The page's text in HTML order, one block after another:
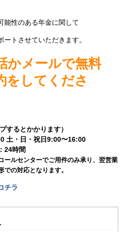
能性のある年金に関して
トさせていただきます。
かメールで無料
をしてくださ
プするとかかります）
土・日・祝日9:00〜16:00
24時間
ールセンターでご用件のみ承り、翌営業
での対応となります。
チラ